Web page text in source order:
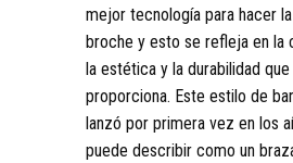
mejor tecnología para hacer la
broche y esto se refleja en la
la estética y la durabilidad que
proporciona. Este estilo de
lanzó por primera vez en los
puede describir como un